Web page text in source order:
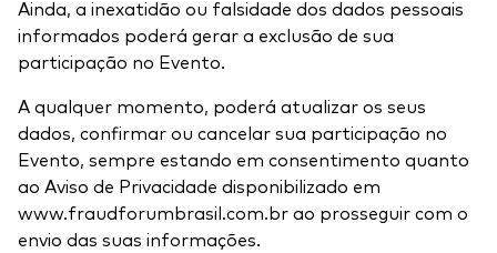
Ainda, a inexatidão ou falsidade dos dados pessoais
informados poderá gerar a exclusão de sua
participação no Evento.
A qualquer momento, poderá atualizar os seus
dados, confirmar ou cancelar sua participação no
Evento, sempre estando em consentimento quanto
ao Aviso de Privacidade disponibilizado em
www.fraudforumbrasil.com.br ao prosseguir com o
envio das suas informações.